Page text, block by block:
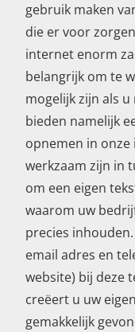
gebruik maken
die er voor
internet enorm
belangrijk om te
mogelijk zijn als
bieden namelijk
opnemen in
werkzaam zijn in
om een eigen
waarom uw
precies
email adres en
website) bij deze
creëert u uw
gemakkelijk